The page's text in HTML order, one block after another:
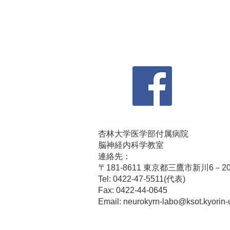
杏林大学医学部付属病院
脳神経内科学教室
連絡先：
〒181-8611 東京都三鷹市新川6－
Tel: 0422-47-5511(代表)
Fax: 0422-44-0645
Email: neurokyrn-labo@ksot.kyorin-